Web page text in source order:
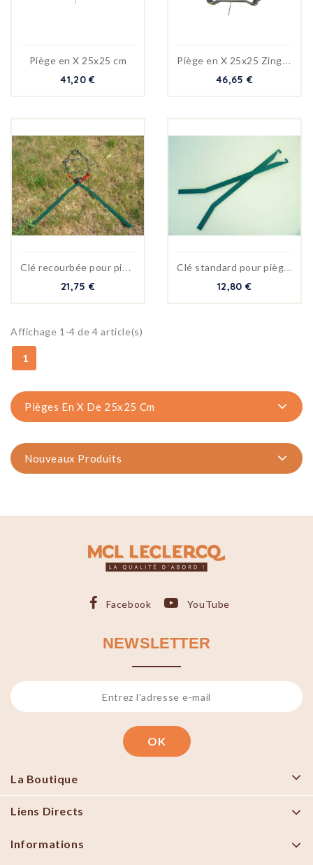
Piège en X 25x25 cm
41,20 €
P
iège en X 25x25 Zingué noir
46,65 €
C
lé recourbée pour pièges...
21,75 €
C
lé standard pour pièges en...
12,80 €
Affichage 1-4 de 4 article(s)
1
Pièges En X De 25x25 Cm
Nouveaux Produits
Facebook YouTube
NEWSLETTER
La Boutique
Liens Directs
Informations